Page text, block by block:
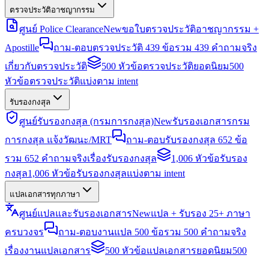
ตรวจประวัติอาชญากรรม
ศูนย์ Police ClearanceNewขอใบตรวจประวัติอาชญากรรม +
Apostille
ถาม-ตอบตรวจประวัติ 439 ข้อรวม 439 คำถามจริง
เกี่ยวกับตรวจประวัติ
500 หัวข้อตรวจประวัติยอดนิยม500
หัวข้อตรวจประวัติแบ่งตาม intent
รับรองกงสุล
ศูนย์รับรองกงสุล (กรมการกงสุล)Newรับรองเอกสารกรม
การกงสุล แจ้งวัฒนะ/MRT
ถาม-ตอบรับรองกงสุล 652 ข้อ
รวม 652 คำถามจริงเรื่องรับรองกงสุล
1,006 หัวข้อรับรอง
กงสุล1,006 หัวข้อรับรองกงสุลแบ่งตาม intent
แปลเอกสารทุกภาษา
ศูนย์แปลและรับรองเอกสารNewแปล + รับรอง 25+ ภาษา
ครบวงจร
ถาม-ตอบงานแปล 500 ข้อรวม 500 คำถามจริง
เรื่องงานแปลเอกสาร
500 หัวข้อแปลเอกสารยอดนิยม500